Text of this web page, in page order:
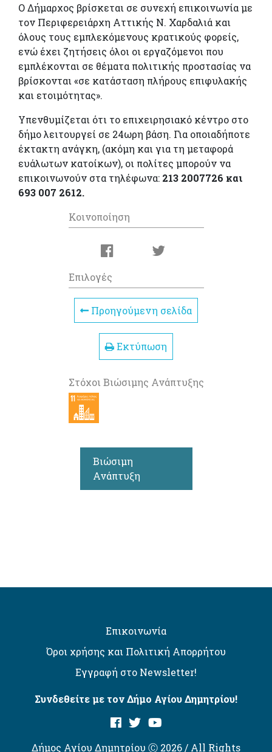
Ο Δήμαρχος βρίσκεται σε συνεχή επικοινωνία με
τον Περιφερειάρχη Αττικής Ν. Χαρδαλιά και
όλους τους εμπλεκόμενους κρατικούς φορείς,
ενώ έχει ζητήσεις όλοι οι εργαζόμενοι που
εμπλέκονται σε θέματα πολιτικής προστασίας να
βρίσκονται «σε κατάσταση πλήρους επιφυλακής
και ετοιμότητας».
Υπενθυμίζεται ότι το επιχειρησιακό κέντρο στο
δήμο λειτουργεί σε 24ωρη βάση. Για οποιαδήποτε
έκτακτη ανάγκη, (ακόμη και για τη μεταφορά
ευάλωτων κατοίκων), οι πολίτες μπορούν να
επικοινωνούν στα τηλέφωνα: 213 2007726 και
693 007 2612.
Κοινοποίηση
Επιλογές
Προηγούμενη σελίδα
Εκτύπωση
Στόχοι Βιώσιμης Ανάπτυξης
Βιώσιμη
Ανάπτυξη
Επικοινωνία
Όροι χρήσης και Πολιτική Απορρήτου
Εγγραφή στο Newsletter!
Συνδεθείτε με τον Δήμο Αγίου Δημητρίου!
Δήμος Αγίου Δημητρίου Ⓒ 2026 / All Rights